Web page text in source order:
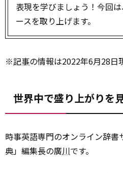
表現を学びましょう！今回
ースを取り上げます。
※記事の情報は2022年6月28日
世界中で盛り上がりを
時事英語専門のオンライン辞
典」編集長の廣川です。